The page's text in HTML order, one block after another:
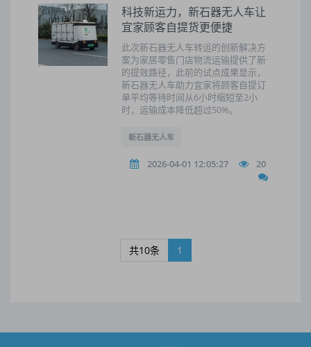
科技新运力，新石器无人车让
宜家顾客自提货更便捷
此次新石器无人车转运的创新解决方
案为家居零售门店物流运输提供了新
的提效路径，此前的试点成果显示，
新石器无人车助力宜家将顾客自提订
单平均等待时间从6小时缩短至2小
时，运输成本降低超过50%。
新石器无人车
2026-04-01 12:05:27 20
共10条 1